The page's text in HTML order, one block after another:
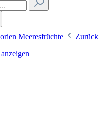
Meeresfrüchte
Zurück